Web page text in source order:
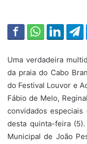
Uma verdadeira
da praia do Cabo
do Festival Louvor e
Fábio de Melo,
convidados
desta quinta-feira
Municipal de João